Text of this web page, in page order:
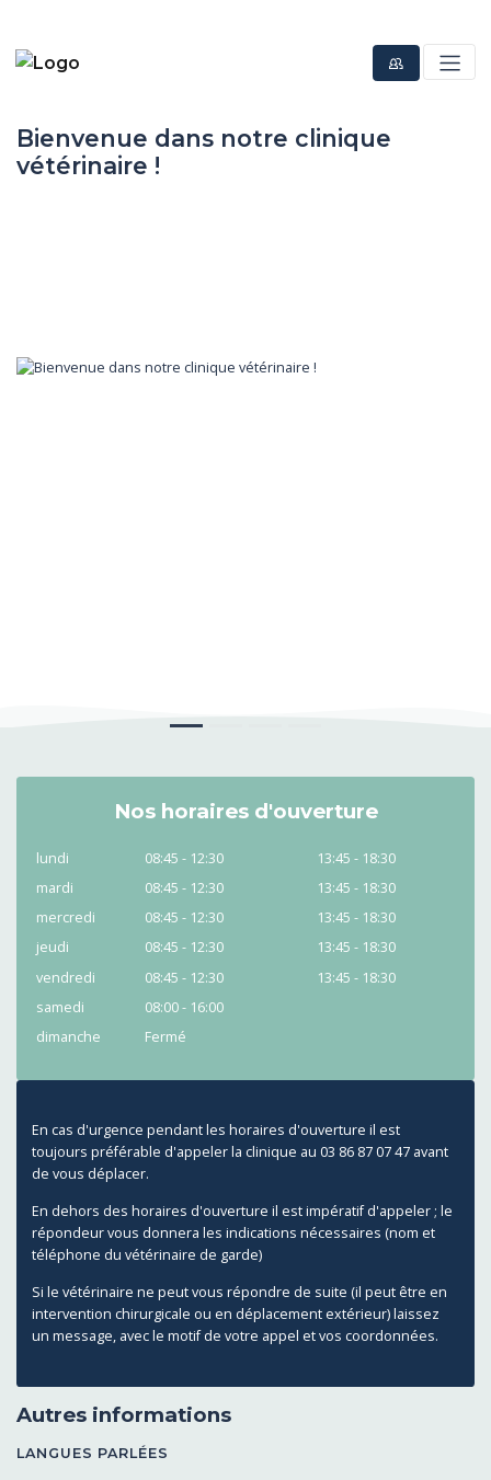
Bienvenue dans notre clinique
vétérinaire !
Nos horaires d'ouverture
lundi 08:45 - 12:30
13:45 - 18:30
mardi
08:45 - 12:30
13:45 - 18:30
mercredi
08:45 - 12:30
13:45 - 18:30
jeudi
08:45 - 12:30
13:45 - 18:30
vendredi
08:45 - 12:30
13:45 - 18:30
samedi
08:00 - 16:00
dimanche
Fermé
En cas d'urgence pendant les horaires d'ouverture il est
toujours préférable d'appeler la clinique au 03 86 87 07 47 avant
de vous déplacer.
En dehors des horaires d'ouverture il est impératif d'appeler ; le
répondeur vous donnera les indications nécessaires (nom et
téléphone du vétérinaire de garde)
Si le vétérinaire ne peut vous répondre de suite (il peut être en
intervention chirurgicale ou en déplacement extérieur) laissez
un message, avec le motif de votre appel et vos coordonnées.
Autres informations
LANGUES PARLÉES